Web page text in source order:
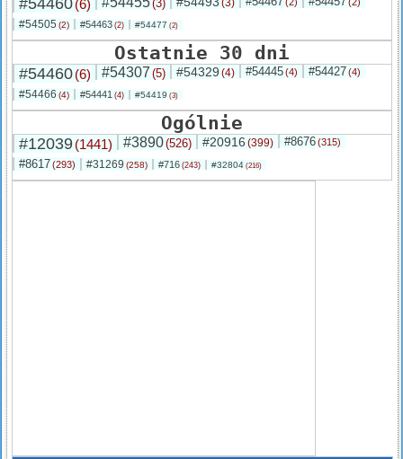
#54460(6) (3) (3)
#54505 (2) #54463 (2) #54477 (2)
Ostatnie 30 dni
#54460(6) #54307 (5) #54329 (4) #54445(4) #54427(4)
#54466 (4) #54441 (4) #54419 (3)
Ogólnie
#12039(1441) #3890(526) #20916 (399) #8676(315)
#8617(293) #31269 (258) #716 (243) #32804 (216)